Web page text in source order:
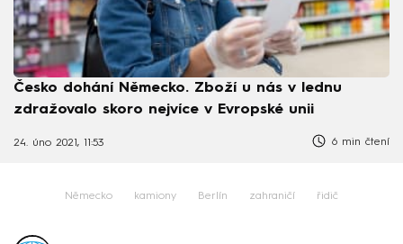
Česko dohání Německo. Zboží u nás v lednu
zdražovalo skoro nejvíce v Evropské unii
24. úno 2021, 11:53 6 min čtení
Německo kamiony Berlín zahraničí řidič